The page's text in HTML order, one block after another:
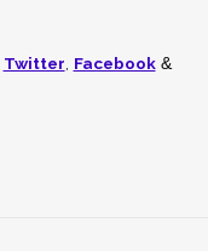
Twitter Facebook&